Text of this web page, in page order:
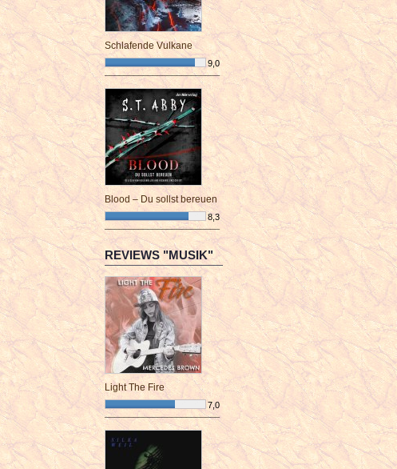
Schlafende Vulkane
9,0
¯¯¯¯¯¯¯¯¯¯¯¯¯¯¯¯¯¯¯¯¯¯¯¯
Blood – Du sollst bereuen
8,3
¯¯¯¯¯¯¯¯¯¯¯¯¯¯¯¯¯¯¯¯¯¯¯¯
REVIEWS "MUSIK"
Light The Fire
7,0
¯¯¯¯¯¯¯¯¯¯¯¯¯¯¯¯¯¯¯¯¯¯¯¯